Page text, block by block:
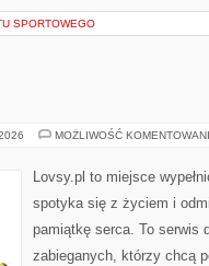
SPORTOWEGO
MOŻLIWOŚĆ
Lovsy.pl to miejsce
spotyka się z życiem i
pamiątkę serca. To serwis
zabieganych, którzy chcą